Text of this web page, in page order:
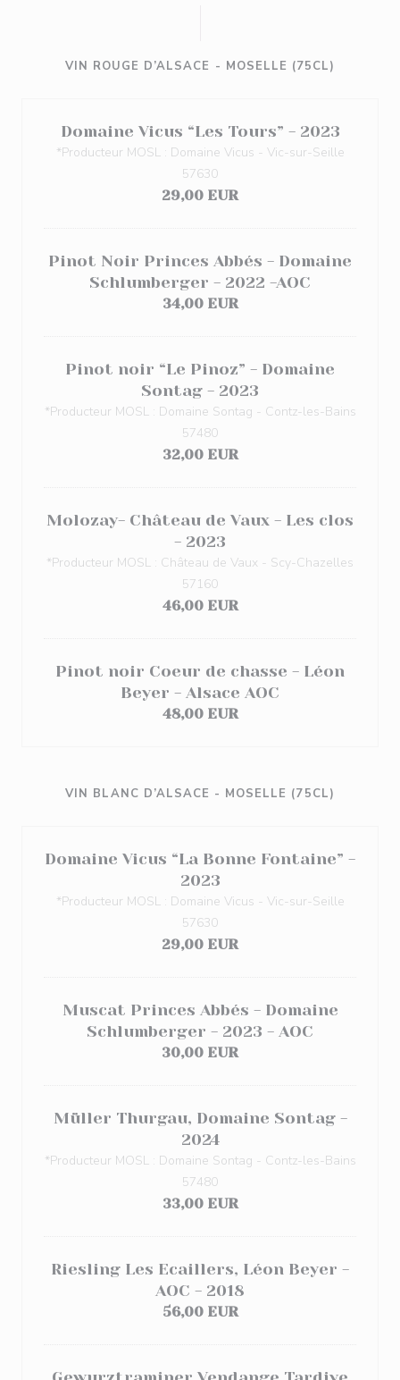
VIN ROUGE D’ALSACE - MOSELLE (75CL)
Domaine Vicus “Les Tours” - 2023
*Producteur MOSL : Domaine Vicus - Vic-sur-Seille
57630
29,00 EUR
Pinot Noir Princes Abbés - Domaine
Schlumberger - 2022 -AOC
34,00 EUR
Pinot noir “Le Pinoz” - Domaine
Sontag - 2023
*Producteur MOSL : Domaine Sontag - Contz-les-Bains
57480
32,00 EUR
Molozay- Château de Vaux - Les clos
- 2023
*Producteur MOSL : Château de Vaux - Scy-Chazelles
57160
46,00 EUR
Pinot noir Coeur de chasse - Léon
Beyer - Alsace AOC
48,00 EUR
VIN BLANC D’ALSACE - MOSELLE (75CL)
Domaine Vicus “La Bonne Fontaine” -
2023
*Producteur MOSL : Domaine Vicus - Vic-sur-Seille
57630
29,00 EUR
Muscat Princes Abbés - Domaine
Schlumberger - 2023 - AOC
30,00 EUR
Müller Thurgau, Domaine Sontag -
2024
*Producteur MOSL : Domaine Sontag - Contz-les-Bains
57480
33,00 EUR
Riesling Les Ecaillers, Léon Beyer -
AOC - 2018
56,00 EUR